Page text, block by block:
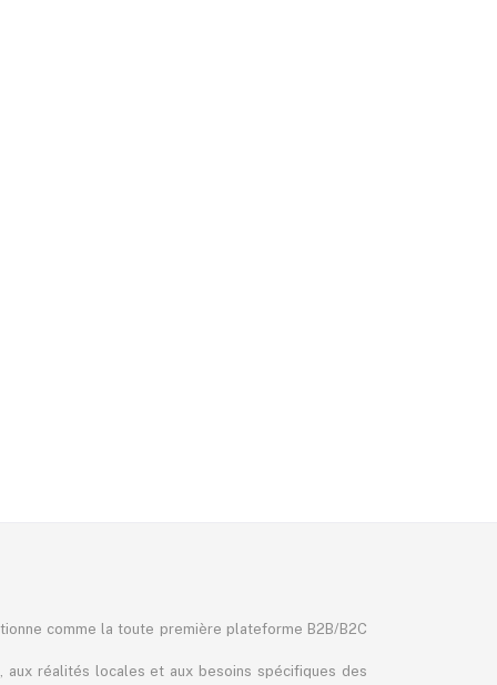
comme la toute première plateforme B2B/B2C
aux réalités locales et aux besoins spécifiques des